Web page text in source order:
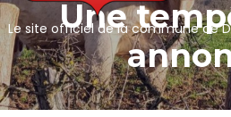
Le site officiel de la commune de
Une